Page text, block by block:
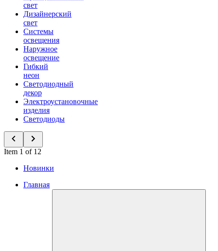
свет
Дизайнерский
свет
Системы
освещения
Наружное
освещение
Гибкий
неон
Светодиодный
декор
Электроустановочные
изделия
Светодиоды
Item 1 of 12
Новинки
Главная